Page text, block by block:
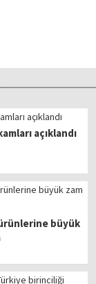
açıklandı
büyük